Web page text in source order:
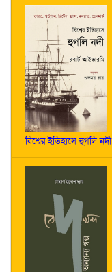
বিশ্বের ইতিহাসে হুগলি নদী